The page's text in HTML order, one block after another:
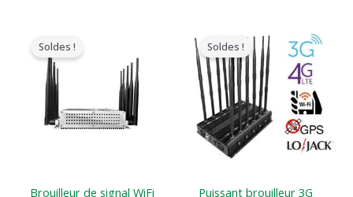
Soldes !
Brouilleur de signal WiFi
original
est
$425.99.
Soldes !
Puissant brouilleur 3G
prix
original
était
:
$1,199.00.
prix
actuel
est
:
$609.99.